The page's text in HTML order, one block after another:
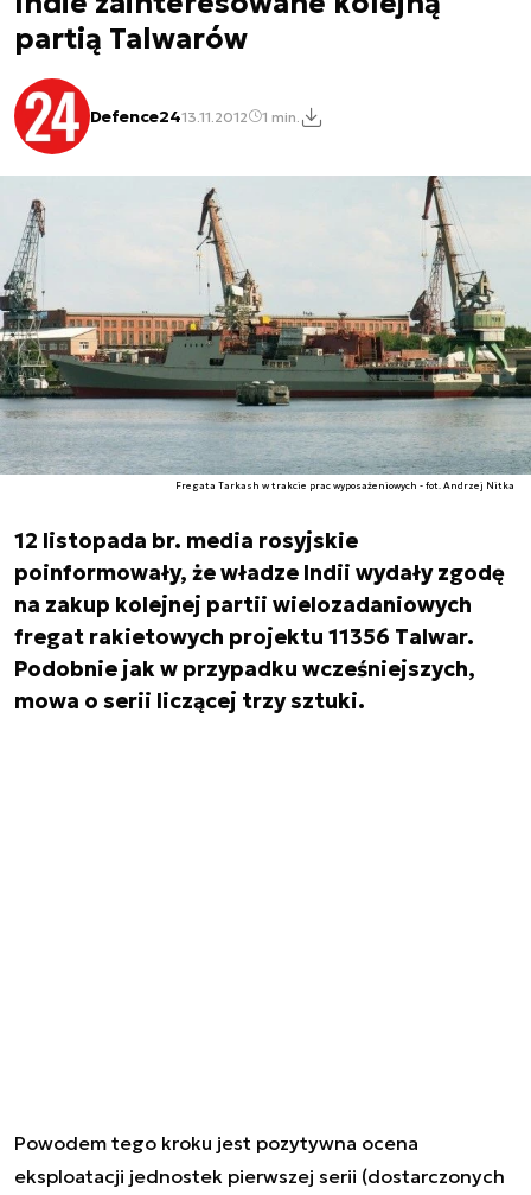
partią Talwarów
Defence2413.11.2012 1 min.
Fregata Tarkash w trakcie prac wyposażeniowych - fot. Andrzej Nitka
12 listopada br. media rosyjskie
poinformowały, że władze Indii wydały zgodę
na zakup kolejnej partii wielozadaniowych
fregat rakietowych projektu 11356 Talwar.
Podobnie jak w przypadku wcześniejszych,
mowa o serii liczącej trzy sztuki.
Powodem tego kroku jest pozytywna ocena
eksploatacji jednostek pierwszej serii (dostarczonych